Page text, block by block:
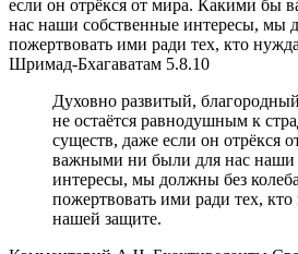
Шримад-Бхагаватам 5.8.10
Духовно развитый,
не остаётся равнодушным к
существ, даже если он отрёкся
важными ни были для нас наши
интересы, мы должны без
пожертвовать ими ради тех, кто
нашей защите.